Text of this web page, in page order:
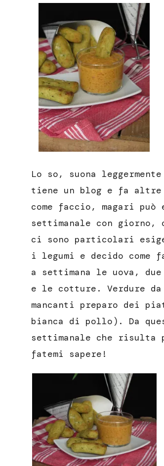
Lo so, suona
tiene un blog e fa
come faccio, magari
settimanale con
ci sono particolari
i legumi e decido
a settimana le uova,
e le cotture. Verdure da
mancanti preparo dei
bianca di pollo). Da
settimanale che risulta
fatemi sapere!